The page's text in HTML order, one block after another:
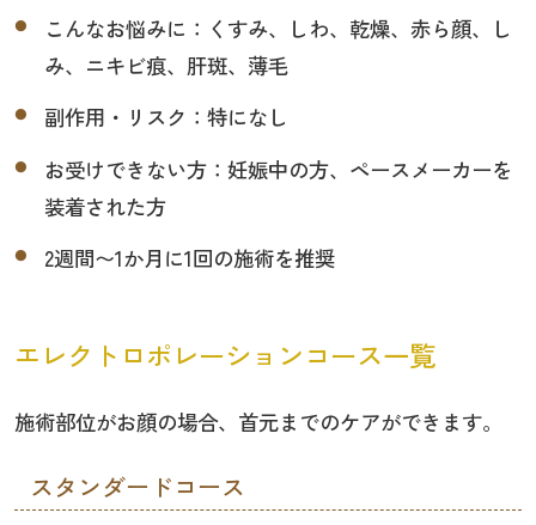
こんなお悩みに：くすみ、しわ、乾燥、赤ら顔、し
み、ニキビ痕、肝斑、薄毛
副作用・リスク：特になし
お受けできない方：妊娠中の方、ペースメーカーを
装着された方
2週間〜1か月に1回の施術を推奨
エレクトロポレーションコース一覧
施術部位がお顔の場合、首元までのケアができます。
スタンダードコース